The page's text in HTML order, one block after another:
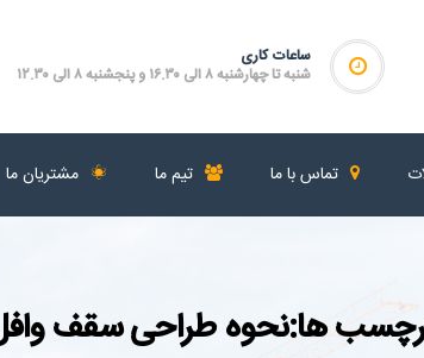
ساعات کاری
شنبه تا چهارشنبه ۸ الی ۱۶.۳۰ و پنجشنبه ۸ الی ۱۲.۳۰
تماس با ما تیم ما مشتریان ما
ها:نحوه طراحی سقف